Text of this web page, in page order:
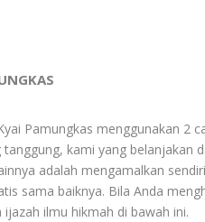
Pamungkas menggunakan 2
kami yang belanjakan
adalah mengamalkan
sama baiknya. Bila Anda
ilmu hikmah di bawah ini.